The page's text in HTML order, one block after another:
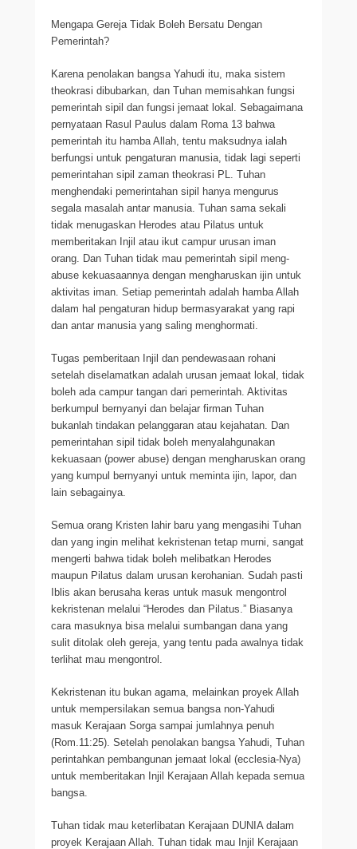
Mengapa Gereja Tidak Boleh Bersatu Dengan
Pemerintah?
Karena penolakan bangsa Yahudi itu, maka sistem
theokrasi dibubarkan, dan Tuhan memisahkan fungsi
pemerintah sipil dan fungsi jemaat lokal. Sebagaimana
pernyataan Rasul Paulus dalam Roma 13 bahwa
pemerintah itu hamba Allah, tentu maksudnya ialah
berfungsi untuk pengaturan manusia, tidak lagi seperti
pemerintahan sipil zaman theokrasi PL. Tuhan
menghendaki pemerintahan sipil hanya mengurus
segala masalah antar manusia. Tuhan sama sekali
tidak menugaskan Herodes atau Pilatus untuk
memberitakan Injil atau ikut campur urusan iman
orang. Dan Tuhan tidak mau pemerintah sipil meng-
abuse kekuasaannya dengan mengharuskan ijin untuk
aktivitas iman. Setiap pemerintah adalah hamba Allah
dalam hal pengaturan hidup bermasyarakat yang rapi
dan antar manusia yang saling menghormati.
Tugas pemberitaan Injil dan pendewasaan rohani
setelah diselamatkan adalah urusan jemaat lokal, tidak
boleh ada campur tangan dari pemerintah. Aktivitas
berkumpul bernyanyi dan belajar firman Tuhan
bukanlah tindakan pelanggaran atau kejahatan. Dan
pemerintahan sipil tidak boleh menyalahgunakan
kekuasaan (power abuse) dengan mengharuskan orang
yang kumpul bernyanyi untuk meminta ijin, lapor, dan
lain sebagainya.
Semua orang Kristen lahir baru yang mengasihi Tuhan
dan yang ingin melihat kekristenan tetap murni, sangat
mengerti bahwa tidak boleh melibatkan Herodes
maupun Pilatus dalam urusan kerohanian. Sudah pasti
Iblis akan berusaha keras untuk masuk mengontrol
kekristenan melalui “Herodes dan Pilatus.” Biasanya
cara masuknya bisa melalui sumbangan dana yang
sulit ditolak oleh gereja, yang tentu pada awalnya tidak
terlihat mau mengontrol.
Kekristenan itu bukan agama, melainkan proyek Allah
untuk mempersilakan semua bangsa non-Yahudi
masuk Kerajaan Sorga sampai jumlahnya penuh
(Rom.11:25). Setelah penolakan bangsa Yahudi, Tuhan
perintahkan pembangunan jemaat lokal (ecclesia-Nya)
untuk memberitakan Injil Kerajaan Allah kepada semua
bangsa.
Tuhan tidak mau keterlibatan Kerajaan DUNIA dalam
proyek Kerajaan Allah. Tuhan tidak mau Injil Kerajaan